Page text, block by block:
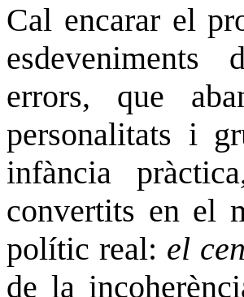
Cal encarar el
esdeveniments
errors, que
personalitats i
infància
convertits en el
polític real: el
de la